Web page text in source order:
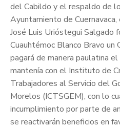
del Cabildo y el respaldo de
Ayuntamiento de
José Luis Urióstegui Salgado
Cuauhtémoc Blanco Bravo un
pagará de manera paulatina
mantenía con el Instituto de
Trabajadores al Servicio del
Morelos (ICTSGEM), con lo
incumplimiento por parte de
se reactivarán beneficios en